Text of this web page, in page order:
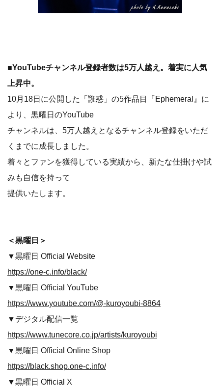
■YouTubeチャンネル登録者数は5万人越え。着実に人気
上昇中。
10月18日に公開した「誑惑」の5作品目『Ephemeral』に
より、黒曜日のYouTube
チャンネルは、5万人越えとなるチャンネル登録をいただ
くまでに成長しました。
着々とファンを獲得している実績から、新たな仕掛けや試
みも自信を持って
提供いたします。
＜黒曜日＞
▼黒曜日 Official Website
https://one-c.info/black/
▼黒曜日 Official YouTube
https://www.youtube.com/@-kuroyoubi-8864
▼デジタル配信一覧
https://www.tunecore.co.jp/artists/kuroyoubi
▼黒曜日 Official Online Shop
https://black.shop.one-c.info/
▼黒曜日 Official X